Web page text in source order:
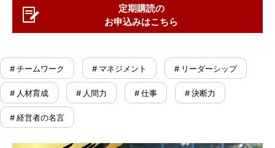
定期購読の
お申込みはこちら
# チームワーク # マネジメント # リーダーシップ
# 人材育成 # 人間力 # 仕事 # 決断力
# 経営者の名言